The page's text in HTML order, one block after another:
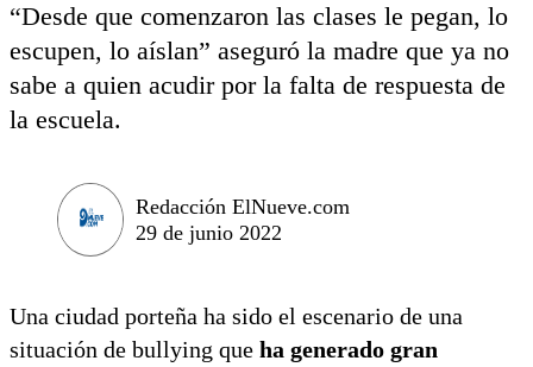
“Desde que comenzaron las clases le pegan, lo
escupen, lo aíslan” aseguró la madre que ya no
sabe a quien acudir por la falta de respuesta de
la escuela.
Redacción ElNueve.com
29 de junio 2022
Una ciudad porteña ha sido el escenario de una
situación de bullying que ha generado gran